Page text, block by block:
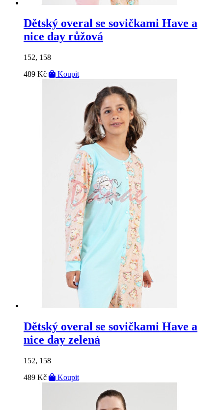
Dětský overal se sovičkami Have a
nice day růžová
152, 158
489 Kč
Koupit
Dětský overal se sovičkami Have a
nice day zelená
152, 158
489 Kč
Koupit